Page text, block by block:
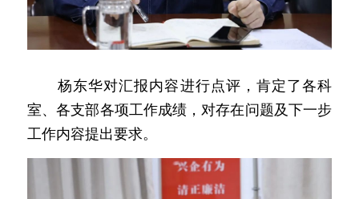
杨东华对汇报内容进行点评，肯定了各科
室、各支部各项工作成绩，对存在问题及下一步
工作内容提出要求。